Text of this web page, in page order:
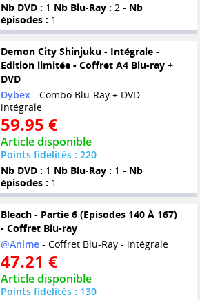
Nb DVD : 1 Nb Blu-Ray : 2 - Nb
épisodes : 1
Demon City Shinjuku - Intégrale -
Edition limitée - Coffret A4 Blu-ray +
DVD
Dybex- Combo Blu-Ray + DVD -
intégrale
59.95 €
Article disponible
Points fidelités : 220
Nb DVD : 1 Nb Blu-Ray : 1 - Nb
épisodes : 1
Bleach - Partie 6 (Episodes 140 À 167)
- Coffret Blu-ray
@Anime- Coffret Blu-Ray - intégrale
47.21 €
Article disponible
Points fidelités : 130